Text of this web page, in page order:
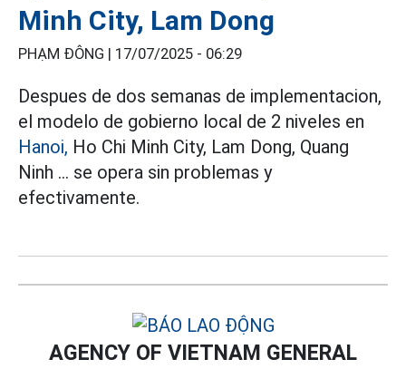
Minh City, Lam Dong
PHẠM ĐÔNG | 17/07/2025 - 06:29
Despues de dos semanas de implementacion,
el modelo de gobierno local de 2 niveles en
Hanoi, Ho Chi Minh City, Lam Dong, Quang
Ninh ... se opera sin problemas y
efectivamente.
AGENCY OF VIETNAM GENERAL